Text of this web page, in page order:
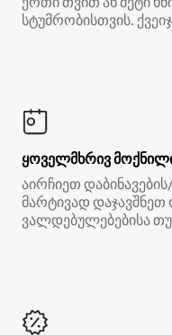
სტუმრობისთვის.
ყოველმხრივ
აირჩიეთ
მარტივად
ვალდებულებებისა